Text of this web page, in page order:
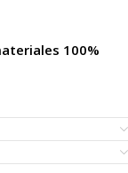
100%